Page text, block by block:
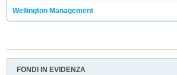
Wellington Management
FONDI IN EVIDENZA